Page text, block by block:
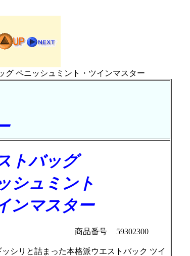
グ ペニッシュミント・ツインマスター
トバッグ
シュミント
ンマスター
番号 59302300
シリと詰まった本格派ウエストバック ツイ